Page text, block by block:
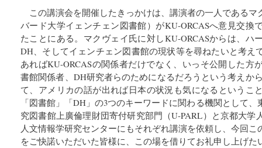
この講演会を開催したきっかけは、講演者の一人である
バード大学イェンチェン図書館）がKU-ORCASへ意見交換
たことにある。マクヴェイ氏に対しKU-ORCASからは、ハ
DH、そしてイェンチェン図書館の現状等を尋ねたいと考え
あればKU-ORCASの関係者だけでなく、いっそ公開した方
書館関係者、DH研究者らのためになるだろうという考えか
て、アメリカの話が出れば日本の状況も気になるというこ
「図書館」「DH」の3つのキーワードに関わる機関として
究図書館上廣倫理財団寄付研究部門（U-PARL）と京都大学
人文情報学研究センターにもそれぞれ講演を依頼し、今回
をご快諾いただいた皆様に、この場を借りてお礼申し上げた